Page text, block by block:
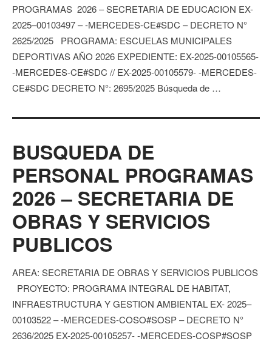
PROGRAMAS 2026 – SECRETARIA DE EDUCACION EX-
2025–00103497 – -MERCEDES-CE#SDC – DECRETO N°
2625/2025 PROGRAMA: ESCUELAS MUNICIPALES
DEPORTIVAS AÑO 2026 EXPEDIENTE: EX-2025-00105565-
-MERCEDES-CE#SDC // EX-2025-00105579- -MERCEDES-
CE#SDC DECRETO N°: 2695/2025 Búsqueda de …
BUSQUEDA DE
PERSONAL PROGRAMAS
2026 – SECRETARIA DE
OBRAS Y SERVICIOS
PUBLICOS
AREA: SECRETARIA DE OBRAS Y SERVICIOS PUBLICOS
PROYECTO: PROGRAMA INTEGRAL DE HABITAT,
INFRAESTRUCTURA Y GESTION AMBIENTAL EX- 2025–
00103522 – -MERCEDES-COSO#SOSP – DECRETO N°
2636/2025 EX-2025-00105257- -MERCEDES-COSP#SOSP